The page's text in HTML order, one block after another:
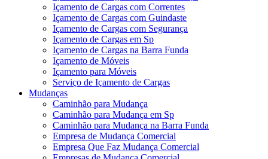
Içamento de Cargas com Correntes
Içamento de Cargas com Guindaste
Içamento de Cargas com Segurança
Içamento de Cargas em Sp
Içamento de Cargas na Barra Funda
Içamento de Móveis
Içamento para Móveis
Serviço de Içamento de Cargas
Mudanças
Caminhão para Mudança
Caminhão para Mudança em Sp
Caminhão para Mudança na Barra Funda
Empresa de Mudança Comercial
Empresa Que Faz Mudança Comercial